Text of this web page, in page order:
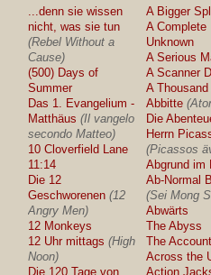
...denn sie wissen
nicht, was sie tun
(Rebel Without a
Cause)
(500) Days of
Summer
Das 1. Evangelium -
Matthäus (Il vangelo
secondo Matteo)
10 Cloverfield Lane
11:14
Die 12
Geschworenen (12
Angry Men)
12 Monkeys
12 Uhr mittags (High
Noon)
Die 120 Tage von
A Bigger
A Complete
Unknown
A Serious
A Scanner
A
Abbitte
Die
Herrn
(Picassos
Abgrund im
Ab-Normal
(Sei Mong
Abwärts
The Abyss
The
Across the
Action